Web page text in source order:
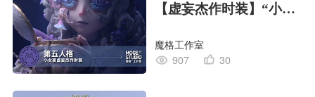
【虚妄杰作时装】“小女
魔格工作室
907
30